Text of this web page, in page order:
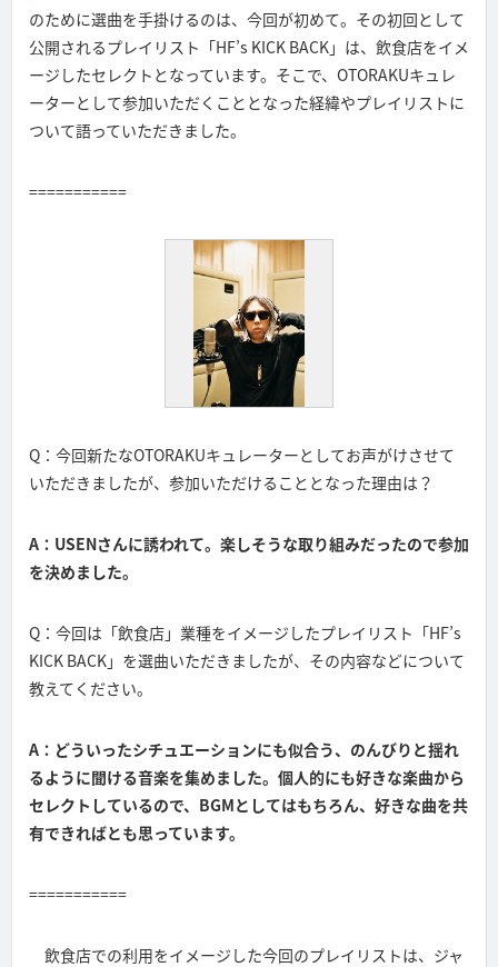
のために選曲を手掛けるのは、今回が初めて。その初回として
公開されるプレイリスト「HF’s KICK BACK」は、飲食店をイメ
ージしたセレクトとなっています。そこで、OTORAKUキュレ
ーターとして参加いただくこととなった経緯やプレイリストに
ついて語っていただきました。
===========
Q：今回新たなOTORAKUキュレーターとしてお声がけさせて
いただきましたが、参加いただけることとなった理由は？
A：USENさんに誘われて。楽しそうな取り組みだったので参加
を決めました。
Q：今回は「飲食店」業種をイメージしたプレイリスト「HF’s
KICK BACK」を選曲いただきましたが、その内容などについて
教えてください。
A：どういったシチュエーションにも似合う、のんびりと揺れ
るように聞ける音楽を集めました。個人的にも好きな楽曲から
セレクトしているので、BGMとしてはもちろん、好きな曲を共
有できればとも思っています。
===========
飲食店での利用をイメージした今回のプレイリストは、ジャ